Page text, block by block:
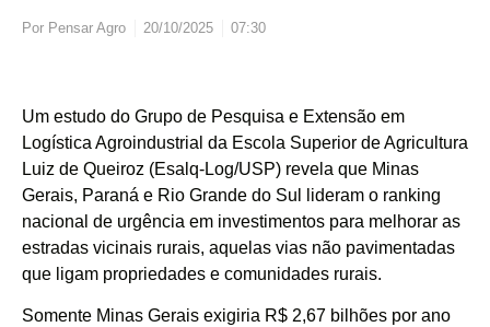
Por Pensar Agro 20/10/2025 07:30
Um estudo do Grupo de Pesquisa e Extensão em
Logística Agroindustrial da Escola Superior de Agricultura
Luiz de Queiroz (Esalq-Log/USP) revela que Minas
Gerais, Paraná e Rio Grande do Sul lideram o ranking
nacional de urgência em investimentos para melhorar as
estradas vicinais rurais, aquelas vias não pavimentadas
que ligam propriedades e comunidades rurais.
Somente Minas Gerais exigiria R$ 2,67 bilhões por ano